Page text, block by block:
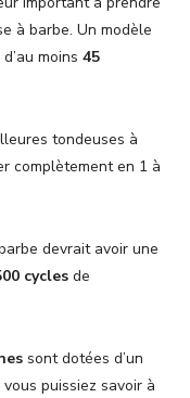
à barbe. Un modèle
d’au moins 45
tondeuses à
complètement en 1 à
devrait avoir une
cycles de
sont dotées d’un
puissiez savoir à